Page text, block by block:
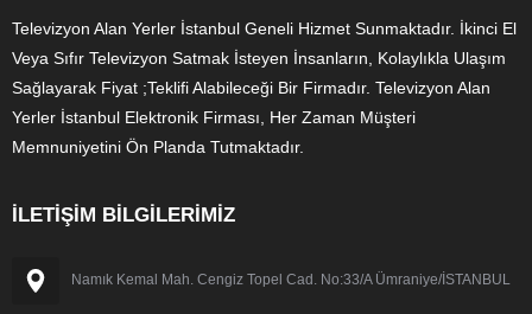
Televizyon Alan Yerler İstanbul Geneli Hizmet Sunmaktadır. İkinci El
Veya Sıfır Televizyon Satmak İsteyen İnsanların, Kolaylıkla Ulaşım
Sağlayarak Fiyat ;Teklifi Alabileceği Bir Firmadır. Televizyon Alan
Yerler İstanbul Elektronik Firması, Her Zaman Müşteri
Memnuniyetini Ön Planda Tutmaktadır.
İLETİŞİM BİLGİLERİMİZ
Namık Kemal Mah. Cengiz Topel Cad. No:33/A Ümraniye/İSTANBUL